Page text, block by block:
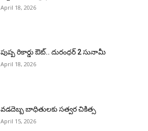
April 18, 2026
పుష్ప రికార్డు ఔట్‌.. దురంధ‌ర్ 2 సునామీ
April 18, 2026
వడదెబ్బ బాధితులకు సత్వర చికిత్స
April 15, 2026